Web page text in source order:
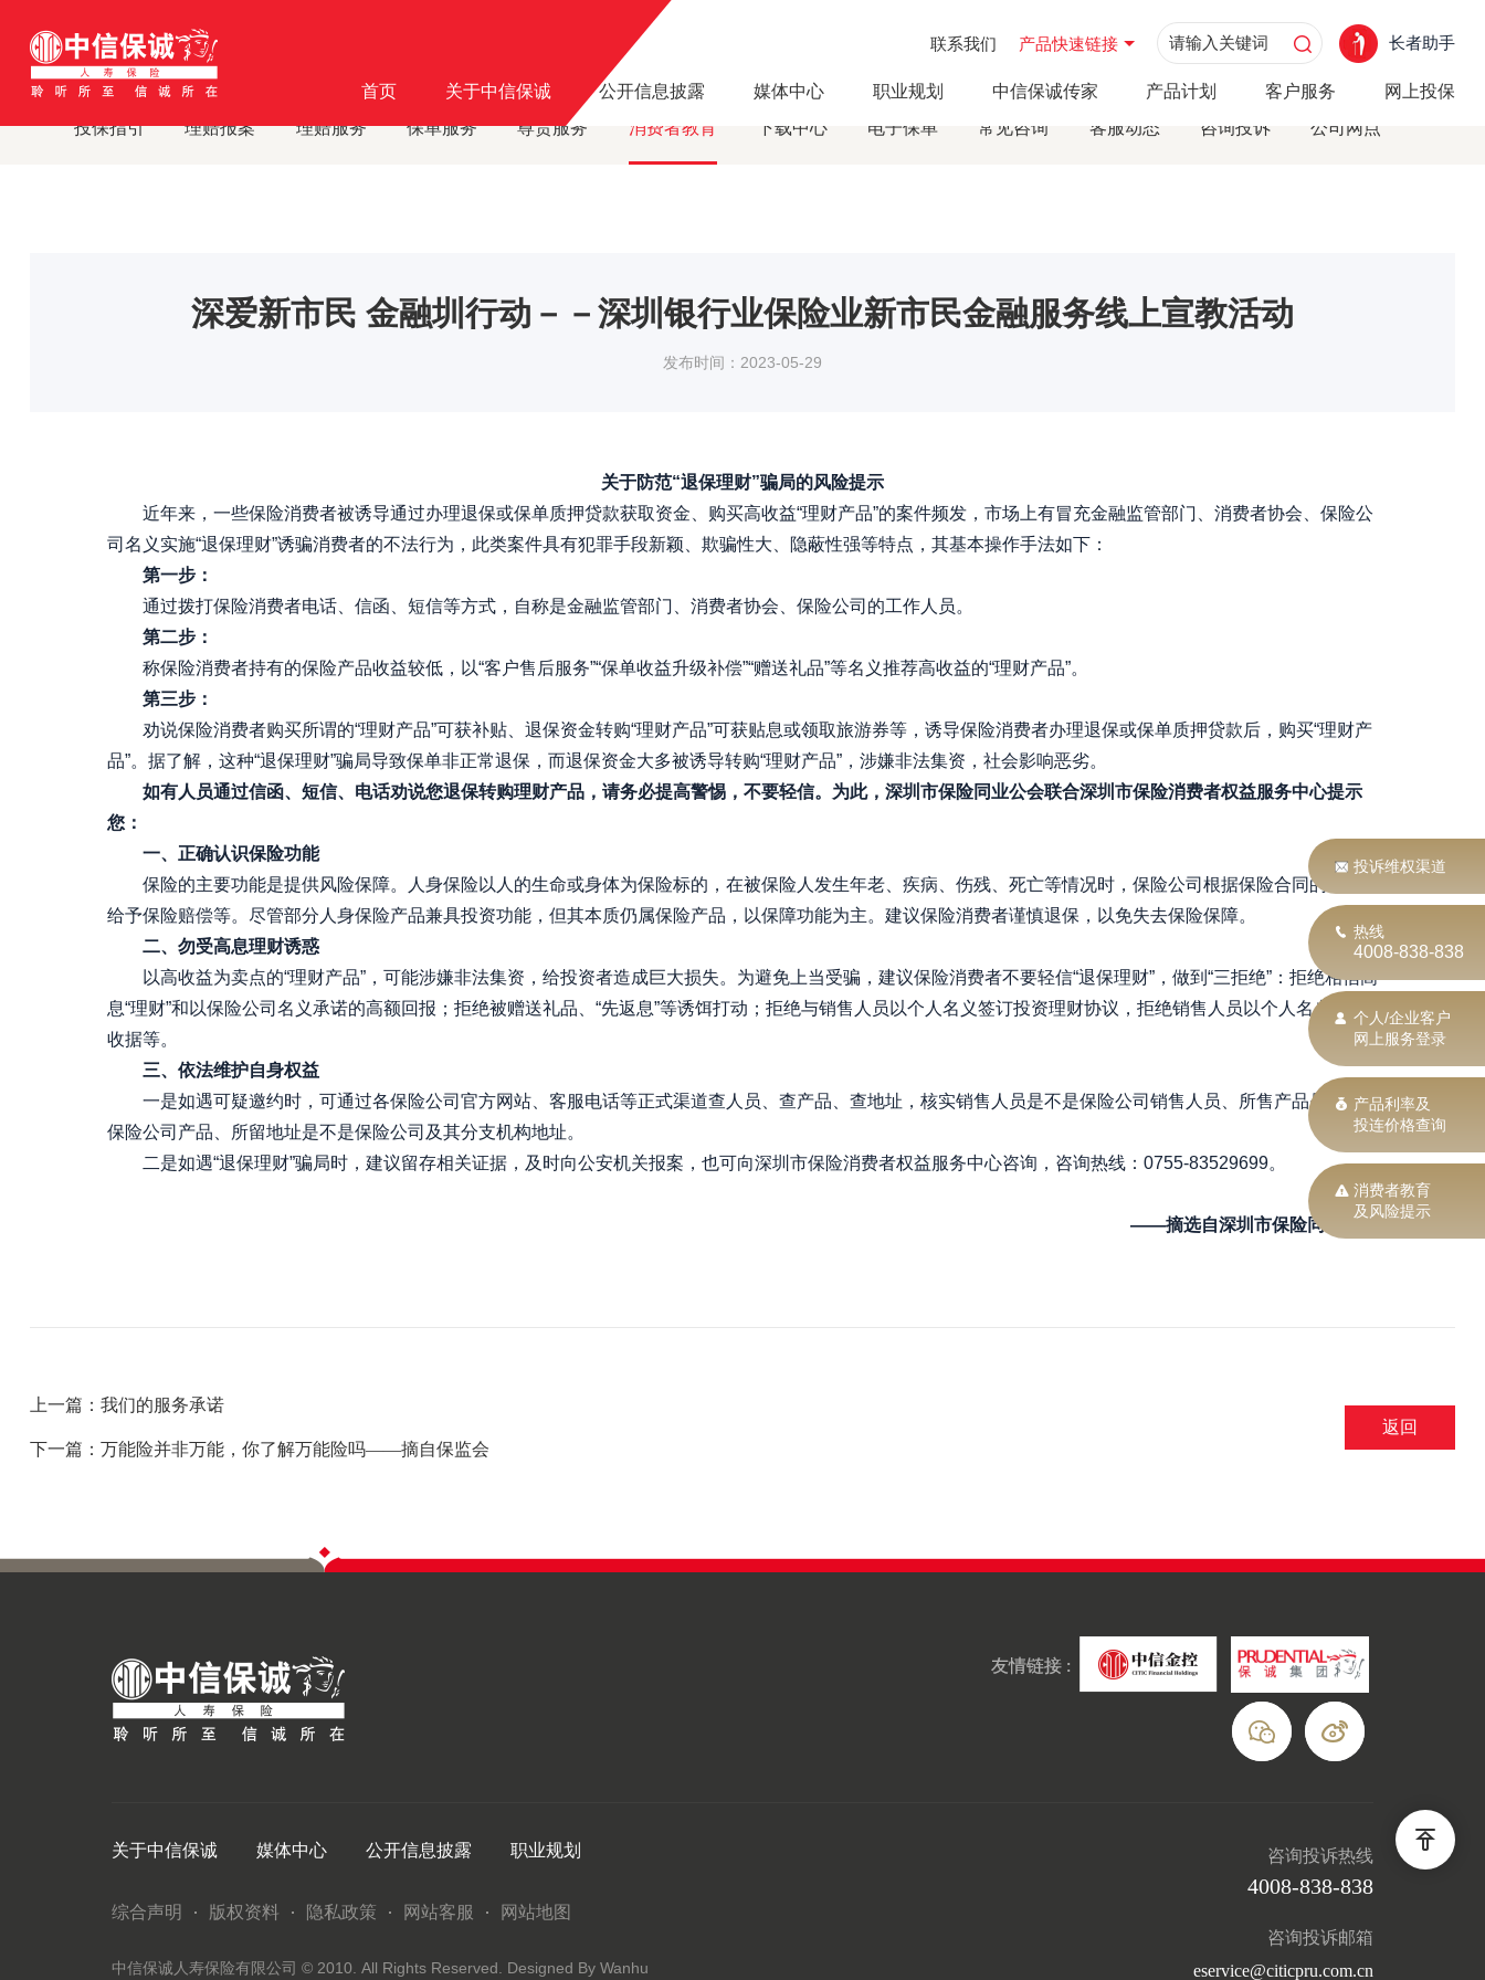
联系我们 产品快速链接 长者助手
首页 关于中信保诚 公开信息披露 媒体中心 职业规划 中信保诚传家 产品计划 客户服务 网上投保
首页 · 客户服务 · 深爱新市民 金融圳行动－－深圳银行业保险业新市民金融服务线上宣教活动
投保指引 理赔报案 理赔服务 保单服务 尊贵服务 消费者教育 下载中心 电子保单 常见咨询 客服动态 咨询投诉 公司网点
深爱新市民 金融圳行动－－深圳银行业保险业新市民金融服务线上宣教活动
发布时间：2023-05-29
关于防范“退保理财”骗局的风险提示
近年来，一些保险消费者被诱导通过办理退保或保单质押贷款获取资金、购买高收益“理财产品”的案件频发，市场上有冒充金融监管部门、消费者协会、保险公
司名义实施“退保理财”诱骗消费者的不法行为，此类案件具有犯罪手段新颖、欺骗性大、隐蔽性强等特点，其基本操作手法如下：
第一步：
通过拨打保险消费者电话、信函、短信等方式，自称是金融监管部门、消费者协会、保险公司的工作人员。
第二步：
称保险消费者持有的保险产品收益较低，以“客户售后服务”“保单收益升级补偿”“赠送礼品”等名义推荐高收益的“理财产品”。
第三步：
劝说保险消费者购买所谓的“理财产品”可获补贴、退保资金转购“理财产品”可获贴息或领取旅游券等，诱导保险消费者办理退保或保单质押贷款后，购买“理财产
品”。据了解，这种“退保理财”骗局导致保单非正常退保，而退保资金大多被诱导转购“理财产品”，涉嫌非法集资，社会影响恶劣。
如有人员通过信函、短信、电话劝说您退保转购理财产品，请务必提高警惕，不要轻信。为此，深圳市保险同业公会联合深圳市保险消费者权益服务中心提示
您：
一、正确认识保险功能
保险的主要功能是提供风险保障。人身保险以人的生命或身体为保险标的，在被保险人发生年老、疾病、伤残、死亡等情况时，保险公司根据保险合同的约定
给予保险赔偿等。尽管部分人身保险产品兼具投资功能，但其本质仍属保险产品，以保障功能为主。建议保险消费者谨慎退保，以免失去保险保障。
二、勿受高息理财诱惑
以高收益为卖点的“理财产品”，可能涉嫌非法集资，给投资者造成巨大损失。为避免上当受骗，建议保险消费者不要轻信“退保理财”，做到“三拒绝”：拒绝相信高
息“理财”和以保险公司名义承诺的高额回报；拒绝被赠送礼品、“先返息”等诱饵打动；拒绝与销售人员以个人名义签订投资理财协议，拒绝销售人员以个人名义出具
收据等。
三、依法维护自身权益
一是如遇可疑邀约时，可通过各保险公司官方网站、客服电话等正式渠道查人员、查产品、查地址，核实销售人员是不是保险公司销售人员、所售产品是不是
保险公司产品、所留地址是不是保险公司及其分支机构地址。
二是如遇“退保理财”骗局时，建议留存相关证据，及时向公安机关报案，也可向深圳市保险消费者权益服务中心咨询，咨询热线：0755-83529699。
——摘选自深圳市保险同业公会
上一篇：我们的服务承诺
下一篇：万能险并非万能，你了解万能险吗——摘自保监会
返回
友情链接 :
关于中信保诚 媒体中心 公开信息披露 职业规划
综合声明 版权资料 隐私政策 网站客服 网站地图
中信保诚人寿保险有限公司 © 2010. All Rights Reserved. Designed By Wanhu
咨询投诉热线
4008-838-838
咨询投诉邮箱
eservice@citicpru.com.cn
投诉维权渠道
热线
4008-838-838
个人/企业客户
网上服务登录
产品利率及
投连价格查询
消费者教育
及风险提示